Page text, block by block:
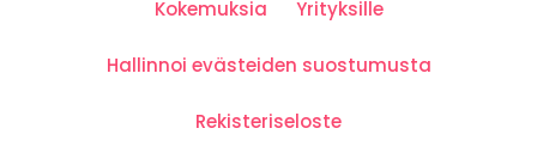
Kokemuksia Yrityksille
Hallinnoi evästeiden suostumusta
Rekisteriseloste